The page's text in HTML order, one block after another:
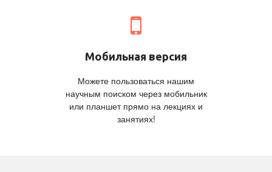
Мобильная версия
Можете пользоваться нашим
научным поиском через мобильник
или планшет прямо на лекциях и
занятиях!